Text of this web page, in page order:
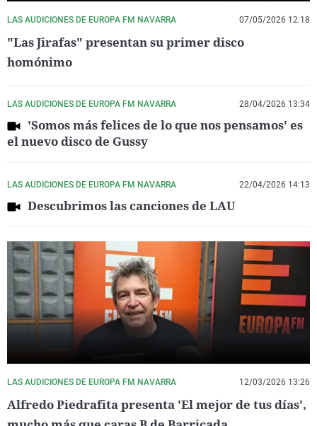
LAS AUDICIONES DE EUROPA FM NAVARRA 07/05/2026 12:18
"Las Jirafas" presentan su primer disco
homónimo
LAS AUDICIONES DE EUROPA FM NAVARRA 28/04/2026 13:34
'Somos más felices de lo que nos pensamos' es
el nuevo disco de Gussy
LAS AUDICIONES DE EUROPA FM NAVARRA 22/04/2026 14:13
Descubrimos las canciones de LAU
LAS AUDICIONES DE EUROPA FM NAVARRA 12/03/2026 13:26
Alfredo Piedrafita presenta 'El mejor de tus días',